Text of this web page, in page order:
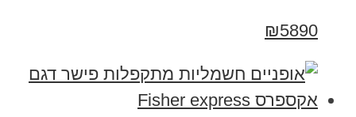
₪5890